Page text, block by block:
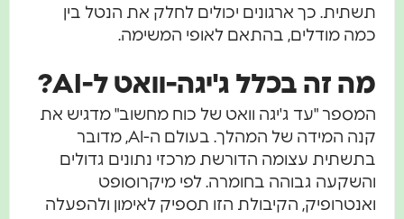
תשתית. כך ארגונים יכולים לחלק את הנטל בין
כמה מודלים, בהתאם לאופי המשימה.
מה זה בכלל ג'יגה-וואט ל-AI?
המספר "עד ג'יגה וואט של כוח מחשוב" מדגיש את
קנה המידה של המהלך. בעולם ה-AI, מדובר
בתשתית עצומה הדורשת מרכזי נתונים גדולים
והשקעה גבוהה בחומרה. לפי מיקרוסופט
ואנטרופיק, הקיבולת הזו תספיק לאימון ולהפעלה